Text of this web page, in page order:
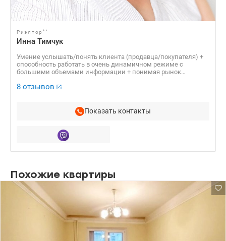
Риэлтор **
Инна Тимчук
Умение услышать/понять клиента (продавца/покупателя) +
способность работать в очень динамичном режиме с
большими объемами информации + понимая рынок
8 отзывов
Показать контакты
Похожие квартиры